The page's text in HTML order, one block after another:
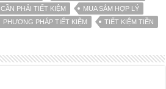
CẦN PHẢI TIẾT KIỆM
MUA SẮM HỢP LÝ
PHƯƠNG PHÁP TIẾT KIỆM TIẾT KIỆM TIỀN